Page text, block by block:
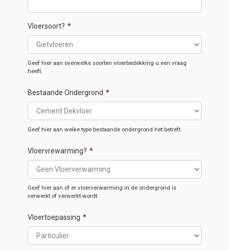
Vloersoort? *
Geef hier aan overwelke soorten vloerbedekking u een vraag
heeft.
Bestaande Ondergrond *
Geef hier aan welke type bestaande ondergrond het betreft.
Vloervrewarming? *
Geef hier aan of er vloerverwarming in de ondergrond is
verwerkt of verwerkt wordt.
Vloertoepassing *